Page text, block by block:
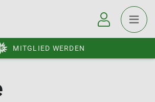
MITGLIED WERDEN